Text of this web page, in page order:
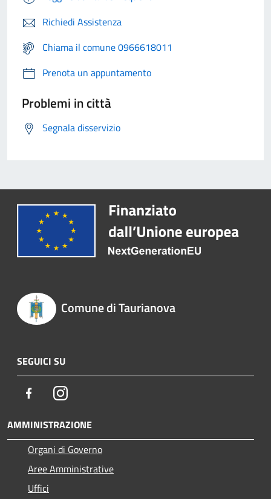
Richiedi Assistenza
Chiama il comune 0966618011
Prenota un appuntamento
Problemi in città
Segnala disservizio
Comune di Taurianova
SEGUICI SU
FacebookInstagram
AMMINISTRAZIONE
Organi di Governo
Aree Amministrative
Uffici